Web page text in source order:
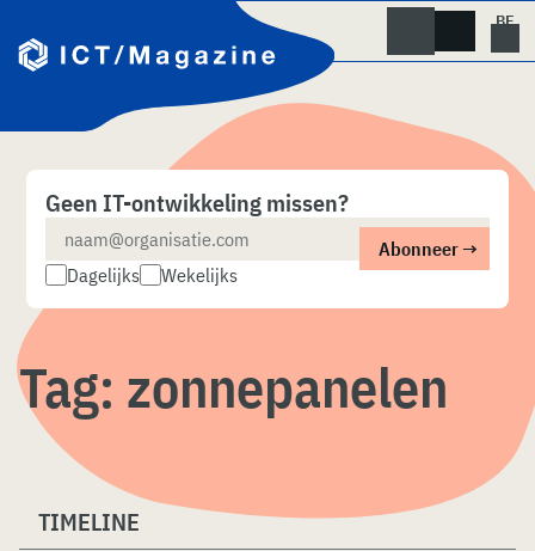
naar
content
Geen IT-ontwikkeling missen?
Dagelijks Wekelijks
Tag: zonnepanelen
TIMELINE